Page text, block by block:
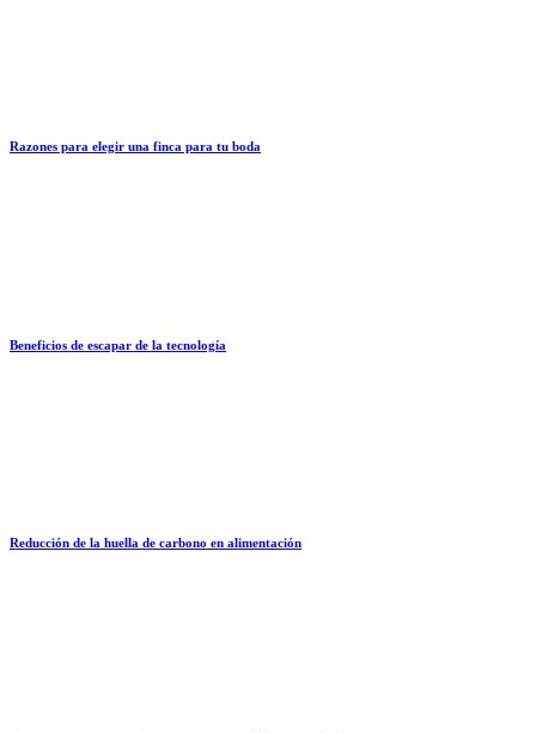
Razones para elegir una finca para tu boda
Beneficios de escapar de la tecnología
Reducción de la huella de carbono en alimentación